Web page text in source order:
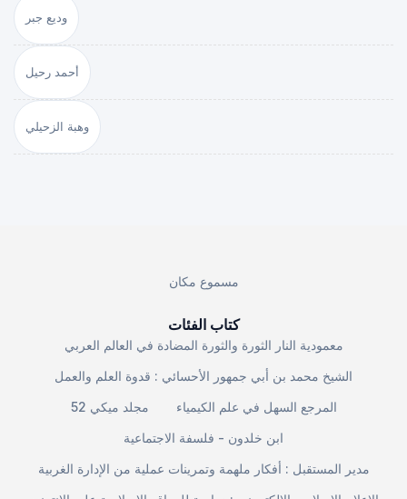
وديع جبر
أحمد رحيل
وهبة الزحيلي
مسموع مكان
كتاب الفئات
معمودية النار الثورة والثورة المضادة في العالم العربي
الشيخ محمد بن أبي جمهور الأحسائي : قدوة العلم والعمل
مجلد ميكي 52
المرجع السهل في علم الكيمياء
ابن خلدون - فلسفة الاجتماعية
مدير المستقبل : أفكار ملهمة وتمرينات عملية من الإدارة الغربية